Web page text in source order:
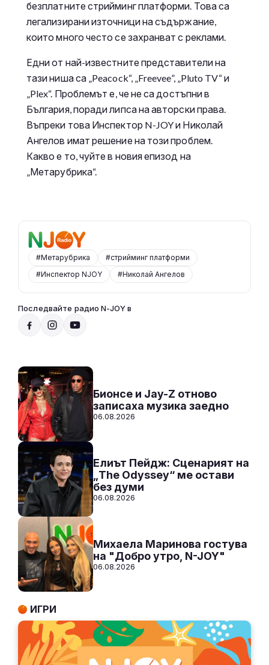
безплатните стрийминг платформи. Това са
легализирани източници на съдържание,
които много често се захранват с реклами.
Едни от най-известните представители на
тази ниша са „Peacock“, „Freevee”, „Pluto TV“ и
„Plex“. Проблемът е, че не са достъпни в
България, поради липса на авторски права.
Въпреки това Инспектор N-JOY и Николай
Ангелов имат решение на този проблем.
Какво е то, чуйте в новия епизод на
„Метарубрика“.
#Метарубрика
#стрийминг платформи
#Инспектор NJOY
#Николай Ангелов
Последвайте радио N-JOY в
СЛУШАЙ
21:00 - 23:59
Бионсе и Jay-Z отново
записаха музика заедно
06.08.2026
Елиът Пейдж: Сценарият на
„The Odyssey“ ме остави
без думи
06.08.2026
Михаела Маринова гостува
на "Добро утро, N-JOY"
06.08.2026
ИГРИ